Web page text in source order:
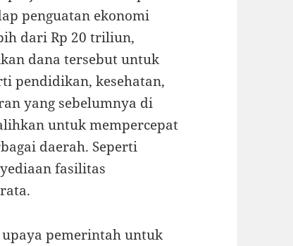
penguatan ekonomi
dari Rp 20 triliun,
dana tersebut untuk
pendidikan, kesehatan,
yang sebelumnya di
untuk mempercepat
daerah. Seperti
fasilitas
pemerintah untuk